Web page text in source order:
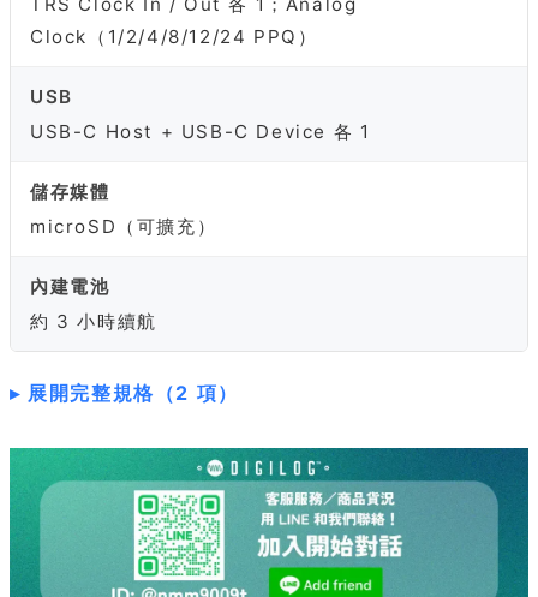
Clock（1/2/4/8/12/24 PPQ）
USB
USB-C Host + USB-C Device 各 1
儲存媒體
microSD（可擴充）
內建電池
約 3 小時續航
展開完整規格（2 項）